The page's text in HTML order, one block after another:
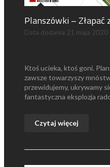
Planszówki – Złapać
Data dodania 21 maja 2020
Ktoś ucieka, ktoś goni.
zawsze towarzyszy
przewidujemy, ukrywamy
fantastyczna eksplozja
Czytaj więcej